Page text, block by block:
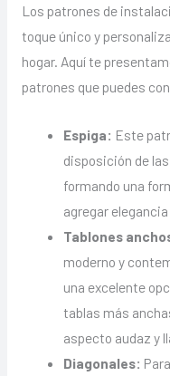
Los patrones de
toque único y
hogar. Aquí te
patrones que puedes
Espiga: Este
disposición de
formando una
agregar
Tablones
moderno y
una excelente
tablas más
aspecto audaz y
Diagonales: